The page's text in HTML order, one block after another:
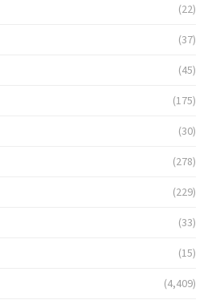
(22)
(37)
(45)
(175)
(30)
(278)
(229)
(33)
(15)
(4,409)